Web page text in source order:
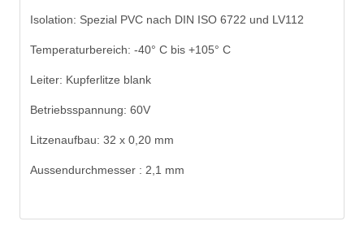
Isolation: Spezial PVC nach DIN ISO 6722 und LV112
Temperaturbereich: -40° C bis +105° C
Leiter: Kupferlitze blank
Betriebsspannung: 60V
Litzenaufbau: 32 x 0,20 mm
Aussendurchmesser : 2,1 mm